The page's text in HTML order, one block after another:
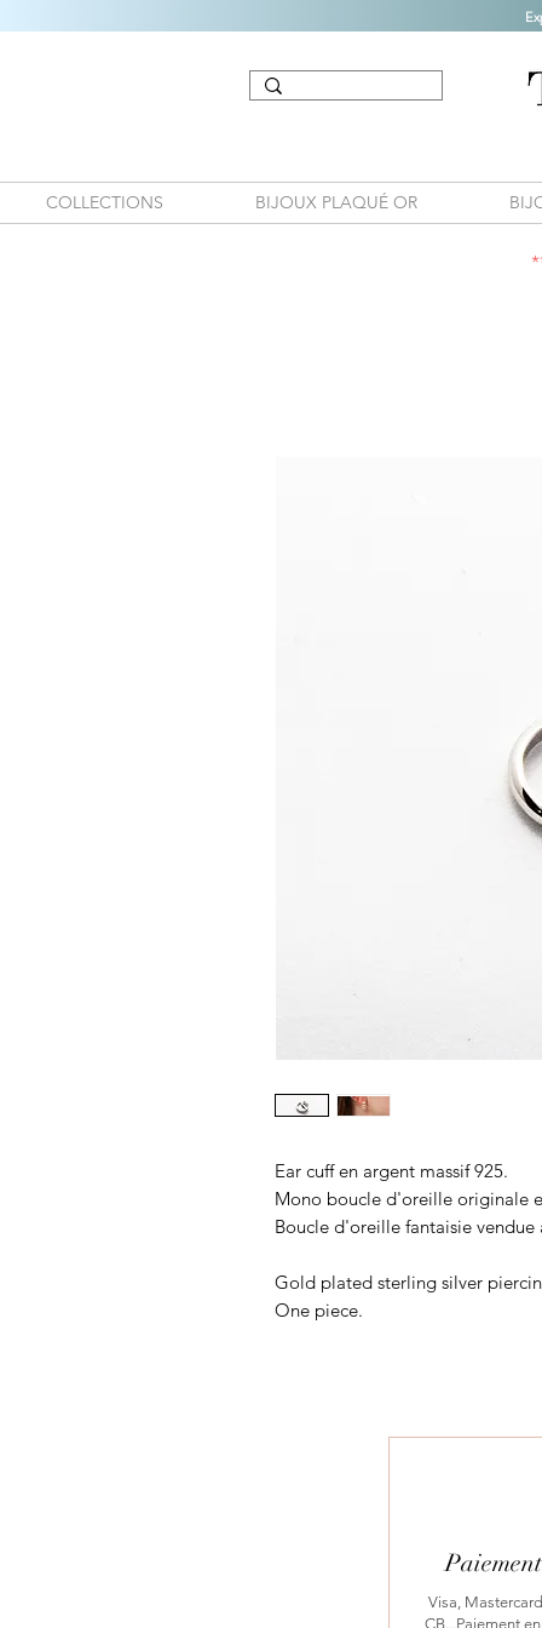
COLLECTIONS BIJOUX PLAQUÉ OR
Ear cuff en argent massif 925.
Mono boucle d'oreille originale
Boucle d'oreille fantaisie
Gold plated sterling silver
One piece.
Visa,
CB...Paiement